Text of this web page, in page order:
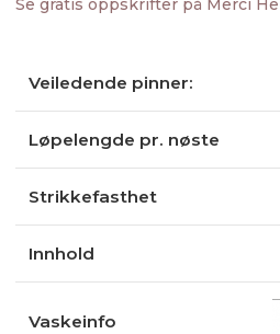
Veiledende pinner:
Løpelengde pr. nøste
Strikkefasthet
Innhold
Vaskeinfo